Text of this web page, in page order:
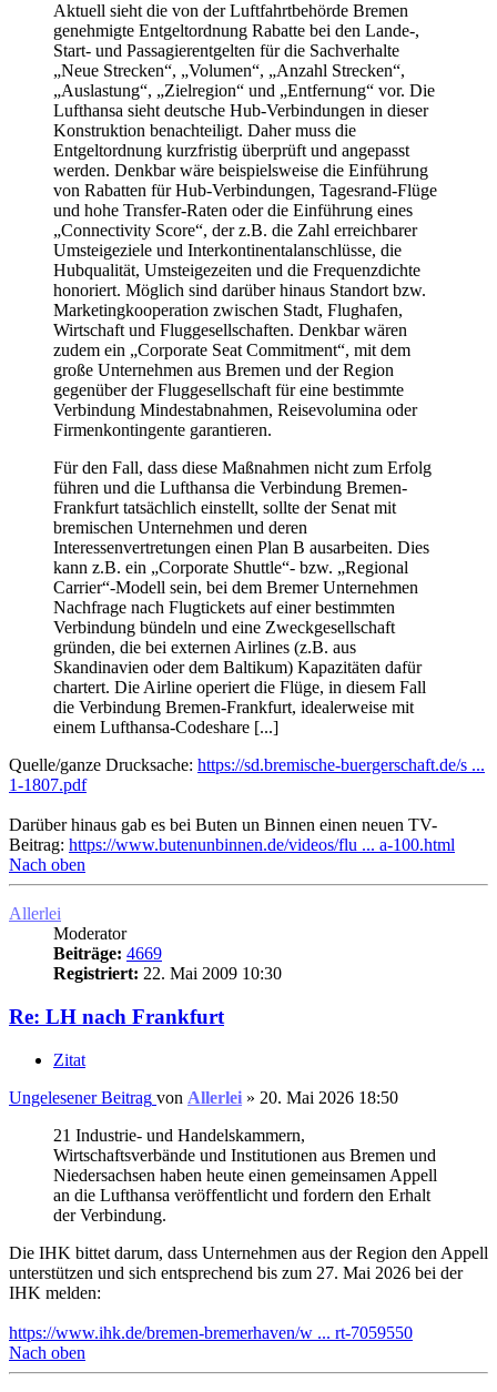
Aktuell sieht die von der Luftfahrtbehörde Bremen
genehmigte Entgeltordnung Rabatte bei den Lande-,
Start- und Passagierentgelten für die Sachverhalte
„Neue Strecken“, „Volumen“, „Anzahl Strecken“,
„Auslastung“, „Zielregion“ und „Entfernung“ vor. Die
Lufthansa sieht deutsche Hub-Verbindungen in dieser
Konstruktion benachteiligt. Daher muss die
Entgeltordnung kurzfristig überprüft und angepasst
werden. Denkbar wäre beispielsweise die Einführung
von Rabatten für Hub-Verbindungen, Tagesrand-Flüge
und hohe Transfer-Raten oder die Einführung eines
„Connectivity Score“, der z.B. die Zahl erreichbarer
Umsteigeziele und Interkontinentalanschlüsse, die
Hubqualität, Umsteigezeiten und die Frequenzdichte
honoriert. Möglich sind darüber hinaus Standort bzw.
Marketingkooperation zwischen Stadt, Flughafen,
Wirtschaft und Fluggesellschaften. Denkbar wären
zudem ein „Corporate Seat Commitment“, mit dem
große Unternehmen aus Bremen und der Region
gegenüber der Fluggesellschaft für eine bestimmte
Verbindung Mindestabnahmen, Reisevolumina oder
Firmenkontingente garantieren.
Für den Fall, dass diese Maßnahmen nicht zum Erfolg
führen und die Lufthansa die Verbindung Bremen-
Frankfurt tatsächlich einstellt, sollte der Senat mit
bremischen Unternehmen und deren
Interessenvertretungen einen Plan B ausarbeiten. Dies
kann z.B. ein „Corporate Shuttle“- bzw. „Regional
Carrier“-Modell sein, bei dem Bremer Unternehmen
Nachfrage nach Flugtickets auf einer bestimmten
Verbindung bündeln und eine Zweckgesellschaft
gründen, die bei externen Airlines (z.B. aus
Skandinavien oder dem Baltikum) Kapazitäten dafür
chartert. Die Airline operiert die Flüge, in diesem Fall
die Verbindung Bremen-Frankfurt, idealerweise mit
einem Lufthansa-Codeshare [...]
Quelle/ganze Drucksache: https://sd.bremische-buergerschaft.de/s ...
1-1807.pdf
Darüber hinaus gab es bei Buten un Binnen einen neuen TV-
Beitrag: https://www.butenunbinnen.de/videos/flu ... a-100.html
Nach oben
Allerlei
Moderator
Beiträge: 4669
Registriert: 22. Mai 2009 10:30
Re: LH nach Frankfurt
Zitat
Ungelesener Beitrag von Allerlei » 20. Mai 2026 18:50
21 Industrie- und Handelskammern,
Wirtschaftsverbände und Institutionen aus Bremen und
Niedersachsen haben heute einen gemeinsamen Appell
an die Lufthansa veröffentlicht und fordern den Erhalt
der Verbindung.
Die IHK bittet darum, dass Unternehmen aus der Region den Appell
unterstützen und sich entsprechend bis zum 27. Mai 2026 bei der
IHK melden:
https://www.ihk.de/bremen-bremerhaven/w ... rt-7059550
Nach oben